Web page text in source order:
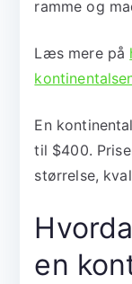
ramme og
Læs mere på
En
til $400.
størrelse,
en